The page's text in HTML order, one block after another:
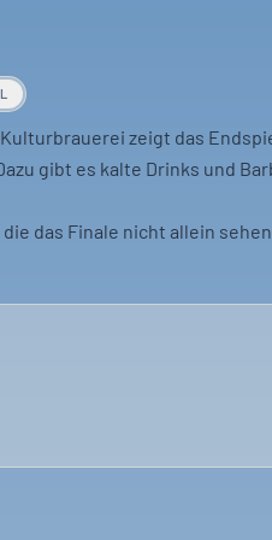
zeigt das
gibt es kalte Drinks und
das Finale nicht allein
oder an der Abendkasse. Ein
verfolgen möchten.